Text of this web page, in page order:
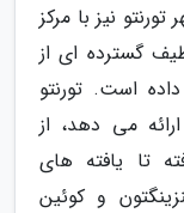
نیز با مرکز
گسترده ای از
است. تورنتو
می دهد، از
تا یافته های
و کوئین